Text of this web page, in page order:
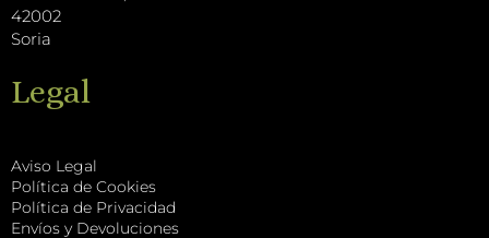
42002
Soria
Legal
Aviso Legal
Política de Cookies
Política de Privacidad
Envíos y Devoluciones